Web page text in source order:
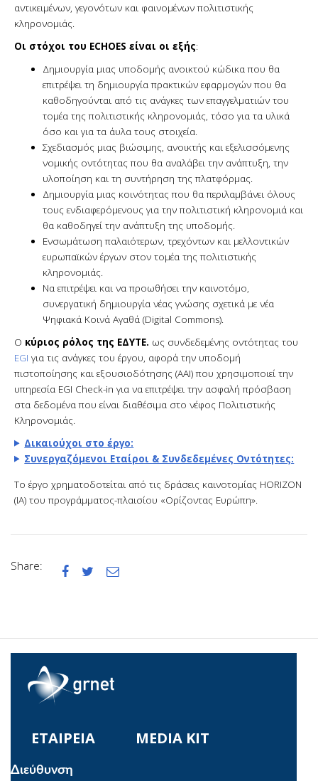
αντικειμένων, γεγονότων και φαινομένων πολιτιστικής
κληρονομιάς.
Οι στόχοι του ECHOES είναι οι εξής:
Δημιουργία μιας υποδομής ανοικτού κώδικα που θα
επιτρέψει τη δημιουργία πρακτικών εφαρμογών που θα
καθοδηγούνται από τις ανάγκες των επαγγελματιών του
τομέα της πολιτιστικής κληρονομιάς, τόσο για τα υλικά
όσο και για τα άυλα τους στοιχεία.
Σχεδιασμός μιας βιώσιμης, ανοικτής και εξελισσόμενης
νομικής οντότητας που θα αναλάβει την ανάπτυξη, την
υλοποίηση και τη συντήρηση της πλατφόρμας.
Δημιουργία μιας κοινότητας που θα περιλαμβάνει όλους
τους ενδιαφερόμενους για την πολιτιστική κληρονομιά και
θα καθοδηγεί την ανάπτυξη της υποδομής.
Ενσωμάτωση παλαιότερων, τρεχόντων και μελλοντικών
ευρωπαϊκών έργων στον τομέα της πολιτιστικής
κληρονομιάς.
Να επιτρέψει και να προωθήσει την καινοτόμο,
συνεργατική δημιουργία νέας γνώσης σχετικά με νέα
Ψηφιακά Κοινά Αγαθά (Digital Commons).
Ο κύριος ρόλος της ΕΔΥΤΕ. ως συνδεδεμένης οντότητας του
EGI για τις ανάγκες του έργου, αφορά την υποδομή
πιστοποίησης και εξουσιοδότησης (AAI) που χρησιμοποιεί την
υπηρεσία EGI Check-in για να επιτρέψει την ασφαλή πρόσβαση
στα δεδομένα που είναι διαθέσιμα στο νέφος Πολιτιστικής
Κληρονομιάς.
Δικαιούχοι στο έργο:
Συνεργαζόμενοι Εταίροι & Συνδεδεμένες Οντότητες:
Το έργο χρηματοδοτείται από τις δράσεις καινοτομίας HORIZON
(IA) του προγράμματος-πλαισίου «Ορίζοντας Ευρώπη».
Share:   
ΕΤΑΙΡΕΙΑ MEDIA KIT
Διεύθυνση